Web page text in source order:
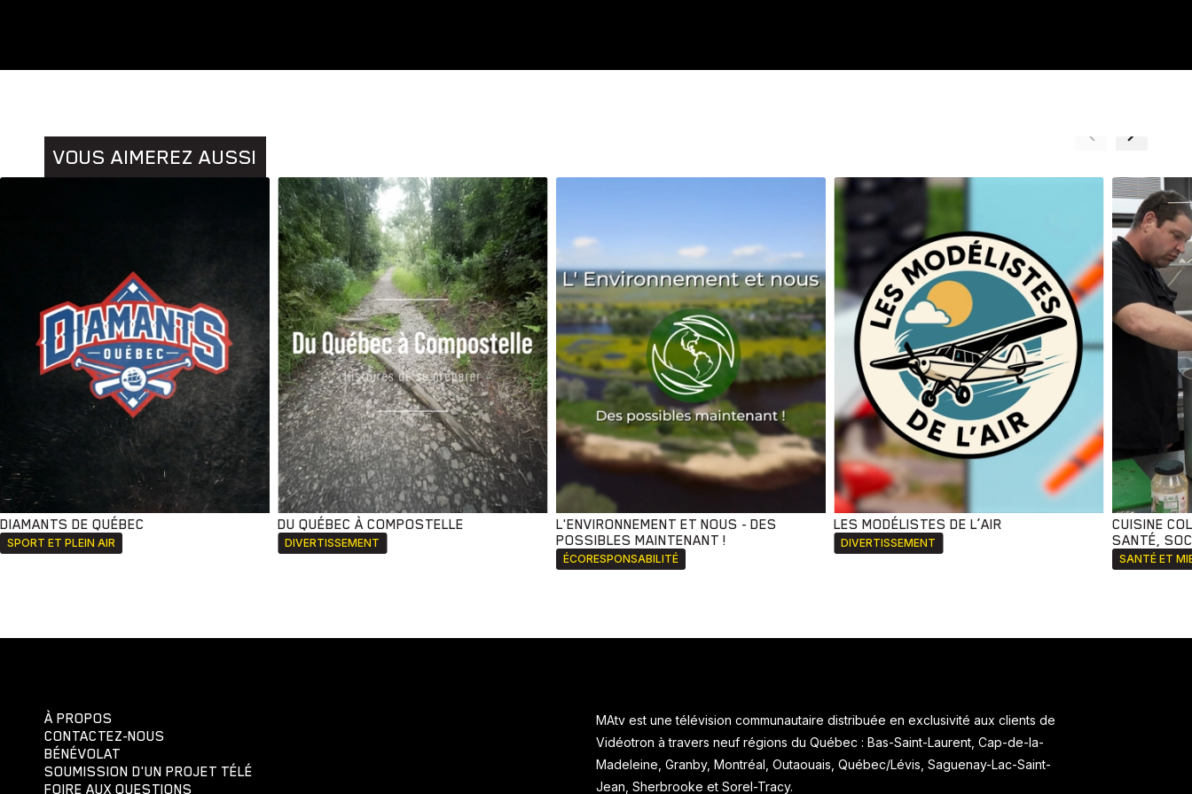
VOUS AIMEREZ AUSSI
DIAMANTS DE QUÉBEC
SPORT ET PLEIN AIR
DU QUÉBEC À COMPOSTELLE
DIVERTISSEMENT
L'ENVIRONNEMENT ET NOUS - DES
POSSIBLES MAINTENANT !
ÉCORESPONSABILITÉ
LES MODÉLISTES DE L’AIR
DIVERTISSEMENT
CUISINE
SANTÉ,
SANTÉ ET
À PROPOS
CONTACTEZ-NOUS
BÉNÉVOLAT
SOUMISSION D'UN PROJET TÉLÉ
FOIRE AUX QUESTIONS
MAtv est une télévision communautaire distribuée en exclusivité aux clients de
Vidéotron à travers neuf régions du Québec : Bas-Saint-Laurent, Cap-de-la-
Madeleine, Granby, Montréal, Outaouais, Québec/Lévis, Saguenay-Lac-Saint-
Jean, Sherbrooke et Sorel-Tracy.